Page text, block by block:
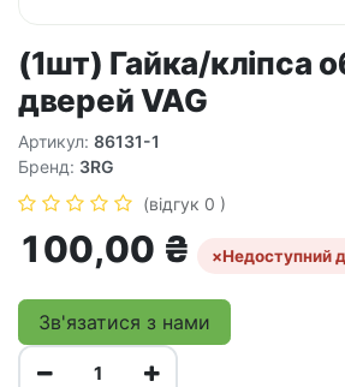
(1шт) Гайка/кліпса
дверей VAG
Артикул: 86131-1
Бренд: 3RG
(відгук 0 )
100,00 ₴ ×Недоступний
Зв'язатися з нами